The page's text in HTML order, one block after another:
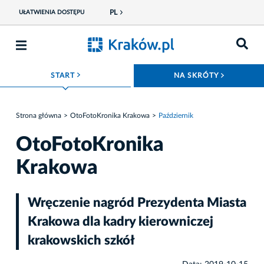
UŁATWIENIA DOSTĘPU PL
START ROZWIŃ MENU NA SKRÓTY
Strona główna OtoFotoKronika Krakowa Październik
OtoFotoKronika
Krakowa
Wręczenie nagród Prezydenta Miasta
Krakowa dla kadry kierowniczej
krakowskich szkół